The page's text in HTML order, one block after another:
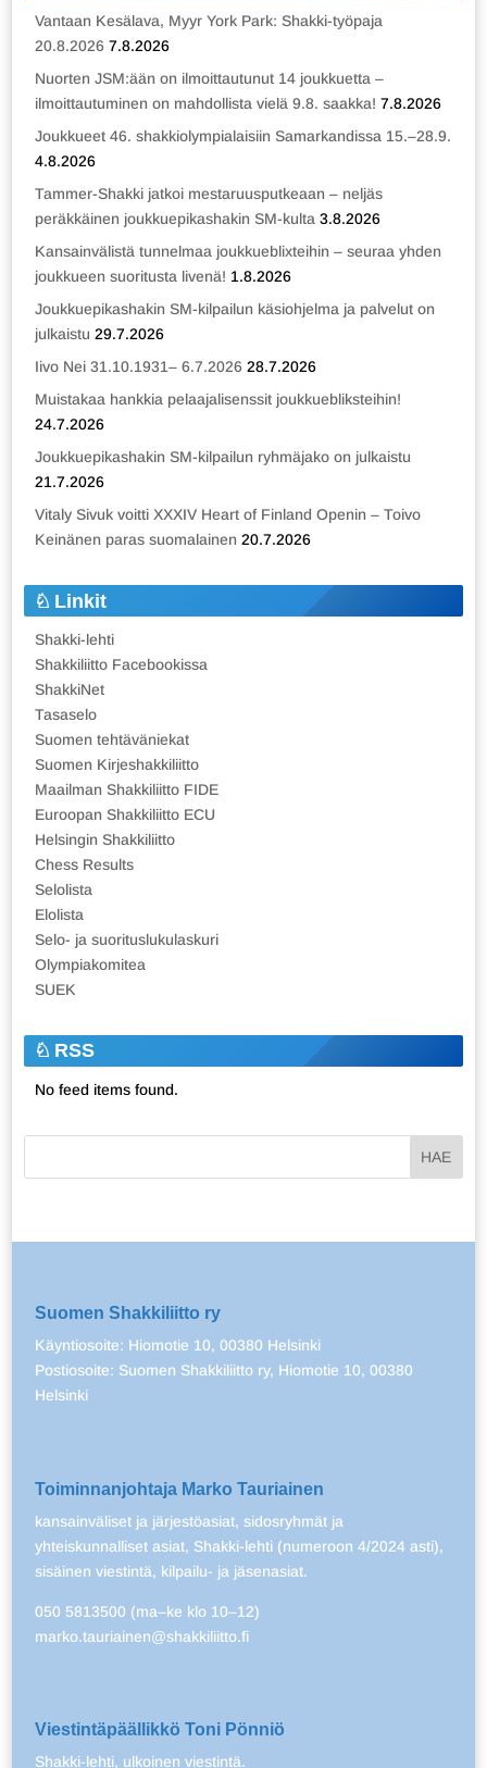
Vantaan Kesälava, Myyr York Park: Shakki-työpaja
20.8.2026 7.8.2026
Nuorten JSM:ään on ilmoittautunut 14 joukkuetta –
ilmoittautuminen on mahdollista vielä 9.8. saakka! 7.8.2026
Joukkueet 46. shakkiolympialaisiin Samarkandissa 15.–28.9.
4.8.2026
Tammer-Shakki jatkoi mestaruusputkeaan – neljäs
peräkkäinen joukkuepikashakin SM-kulta 3.8.2026
Kansainvälistä tunnelmaa joukkueblixteihin – seuraa yhden
joukkueen suoritusta livenä! 1.8.2026
Joukkuepikashakin SM-kilpailun käsiohjelma ja palvelut on
julkaistu 29.7.2026
Iivo Nei 31.10.1931– 6.7.2026 28.7.2026
Muistakaa hankkia pelaajalisenssit joukkuebliksteihin!
24.7.2026
Joukkuepikashakin SM-kilpailun ryhmäjako on julkaistu
21.7.2026
Vitaly Sivuk voitti XXXIV Heart of Finland Openin – Toivo
Keinänen paras suomalainen 20.7.2026
Linkit
Shakki-lehti
Shakkiliitto Facebookissa
ShakkiNet
Tasaselo
Suomen tehtäväniekat
Suomen Kirjeshakkiliitto
Maailman Shakkiliitto FIDE
Euroopan Shakkiliitto ECU
Helsingin Shakkiliitto
Chess Results
Selolista
Elolista
Selo- ja suorituslukulaskuri
Olympiakomitea
SUEK
RSS
No feed items found.
Suomen Shakkiliitto ry
Käyntiosoite: Hiomotie 10, 00380 Helsinki
Postiosoite: Suomen Shakkiliitto ry, Hiomotie 10, 00380
Helsinki
Toiminnanjohtaja Marko Tauriainen
kansainväliset ja järjestöasiat, sidosryhmät ja
yhteiskunnalliset asiat, Shakki-lehti (numeroon 4/2024 asti),
sisäinen viestintä, kilpailu- ja jäsenasiat.
050 5813500 (ma–ke klo 10–12)
marko.tauriainen@shakkiliitto.fi
Viestintäpäällikkö Toni Pönniö
Shakki-lehti, ulkoinen viestintä.